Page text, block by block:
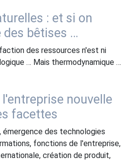
: et si on
des bêtises …
des ressources n'est ni
… Mais thermodynamique …
nouvelle
facettes
des technologies
fonctions de l'entreprise,
création de produit,